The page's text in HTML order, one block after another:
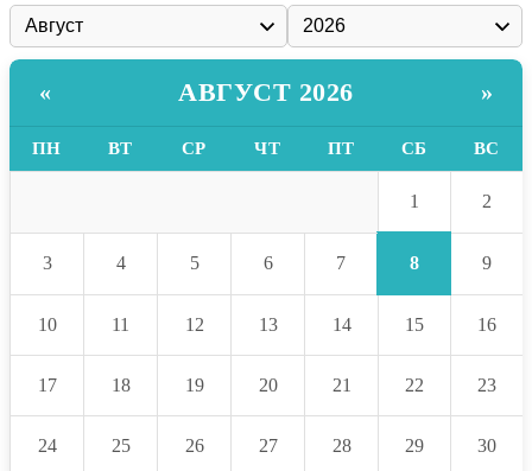
« АВГУСТ 2026 »
ПН ВТ СР ЧТ ПТ СБ ВС
1 2
3 4 5 6 7 8 9
10 11 12 13 14 15 16
17 18 19 20 21 22 23
24 25 26 27 28 29 30